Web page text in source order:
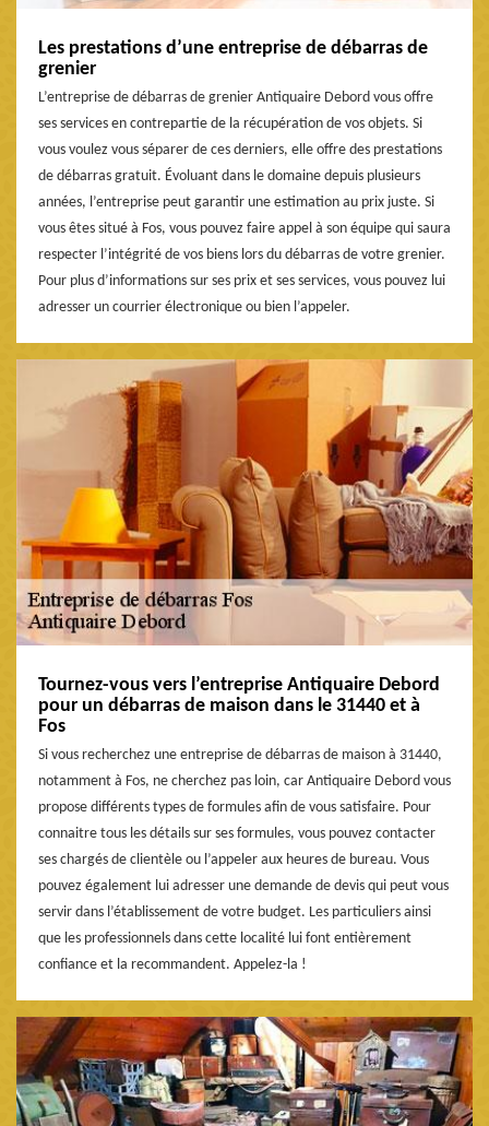
Les prestations d’une entreprise de débarras de
grenier
L’entreprise de débarras de grenier Antiquaire Debord vous offre
ses services en contrepartie de la récupération de vos objets. Si
vous voulez vous séparer de ces derniers, elle offre des prestations
de débarras gratuit. Évoluant dans le domaine depuis plusieurs
années, l’entreprise peut garantir une estimation au prix juste. Si
vous êtes situé à Fos, vous pouvez faire appel à son équipe qui saura
respecter l’intégrité de vos biens lors du débarras de votre grenier.
Pour plus d’informations sur ses prix et ses services, vous pouvez lui
adresser un courrier électronique ou bien l’appeler.
Tournez-vous vers l’entreprise Antiquaire Debord
pour un débarras de maison dans le 31440 et à
Fos
Si vous recherchez une entreprise de débarras de maison à 31440,
notamment à Fos, ne cherchez pas loin, car Antiquaire Debord vous
propose différents types de formules afin de vous satisfaire. Pour
connaitre tous les détails sur ses formules, vous pouvez contacter
ses chargés de clientèle ou l’appeler aux heures de bureau. Vous
pouvez également lui adresser une demande de devis qui peut vous
servir dans l’établissement de votre budget. Les particuliers ainsi
que les professionnels dans cette localité lui font entièrement
confiance et la recommandent. Appelez-la !